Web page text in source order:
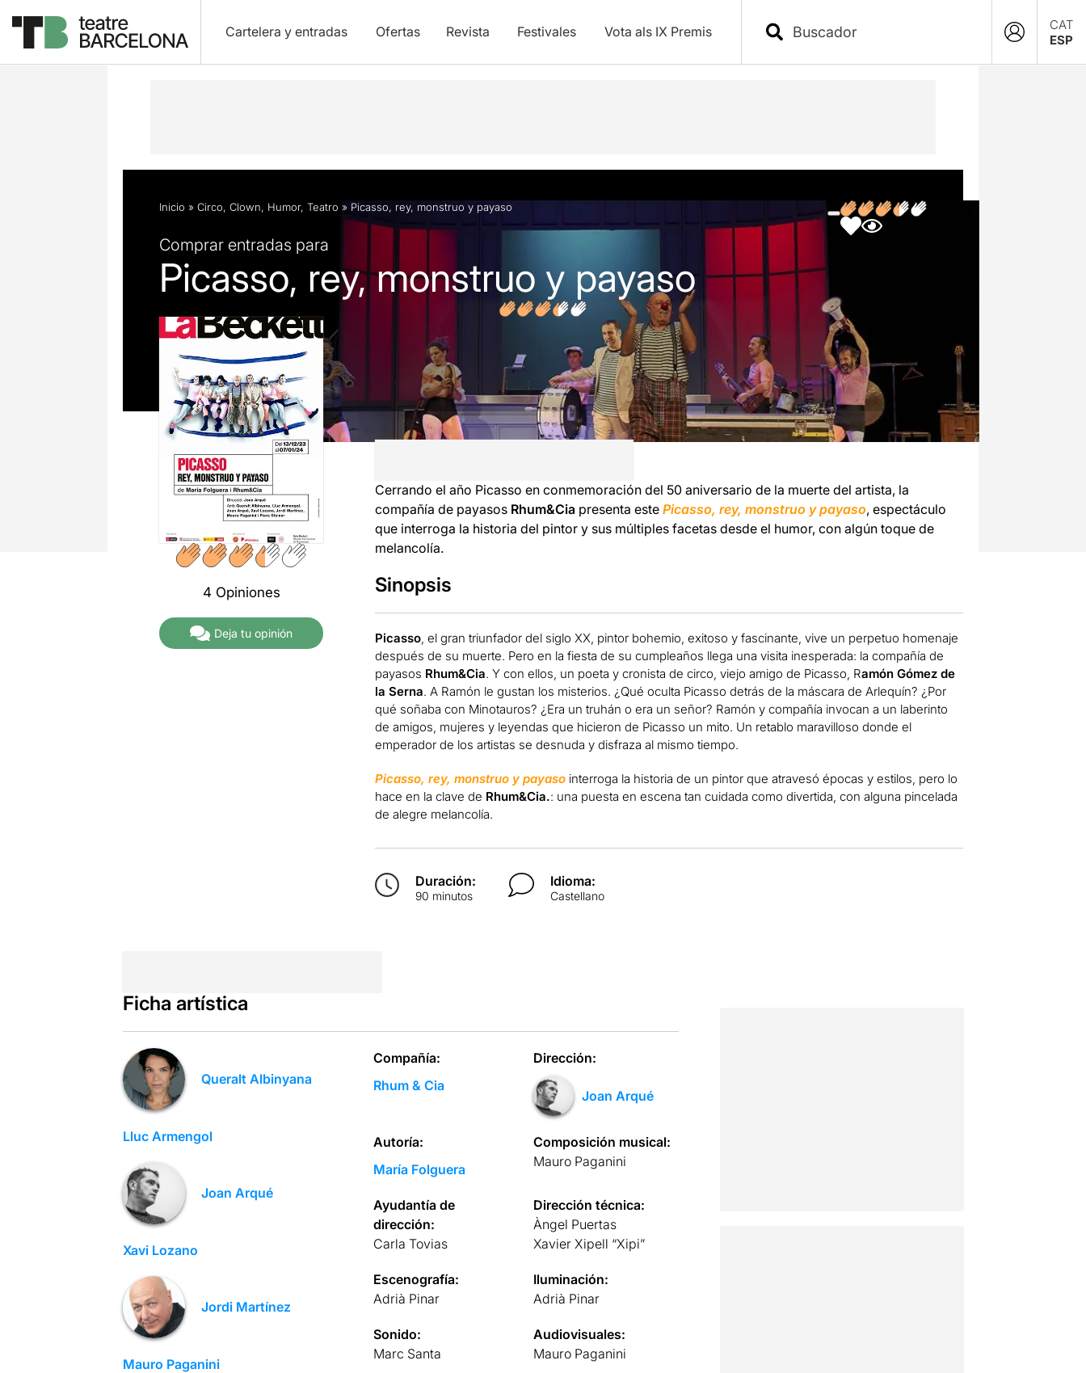
Cartelera y entradas Ofertas Revista Festivales Vota als IX Premis
CAT
ESP
Descripción Ficha artística Fotos y vídeos Opiniones
Inicio » Circo, Clown, Humor, Teatro » Picasso, rey, monstruo y payaso
Comprar entradas para
Picasso, rey, monstruo y payaso
4 Opiniones
Deja tu opinión
Cerrando el año Picasso en conmemoración del 50 aniversario de la muerte del artista, la
compañía de payasos Rhum&Cia presenta este Picasso, rey, monstruo y payaso, espectáculo
que interroga la historia del pintor y sus múltiples facetas desde el humor, con algún toque de
melancolía.
Sinopsis
Picasso, el gran triunfador del siglo XX, pintor bohemio, exitoso y fascinante, vive un perpetuo homenaje
después de su muerte. Pero en la fiesta de su cumpleaños llega una visita inesperada: la compañía de
payasos Rhum&Cia. Y con ellos, un poeta y cronista de circo, viejo amigo de Picasso, Ramón Gómez de
la Serna. A Ramón le gustan los misterios. ¿Qué oculta Picasso detrás de la máscara de Arlequín? ¿Por
qué soñaba con Minotauros? ¿Era un truhán o era un señor? Ramón y compañía invocan a un laberinto
de amigos, mujeres y leyendas que hicieron de Picasso un mito. Un retablo maravilloso donde el
emperador de los artistas se desnuda y disfraza al mismo tiempo.
Picasso, rey, monstruo y payasointerroga la historia de un pintor que atravesó épocas y estilos, pero lo
hace en la clave de Rhum&Cia.: una puesta en escena tan cuidada como divertida, con alguna pincelada
de alegre melancolía.
Duración:
90 minutos
Idioma:
Castellano
Ficha artística
Queralt Albinyana
Lluc Armengol
Joan Arqué
Xavi Lozano
Jordi Martínez
Mauro Paganini
Compañía:
Rhum & Cia
Dirección:
Joan Arqué
Autoría:
María Folguera
Composición musical:
Mauro Paganini
Ayudantía de
dirección:
Carla Tovias
Dirección técnica:
Àngel Puertas
Xavier Xipell “Xipi”
Escenografía:
Adrià Pinar
Iluminación:
Adrià Pinar
Sonido:
Marc Santa
Audiovisuales:
Mauro Paganini